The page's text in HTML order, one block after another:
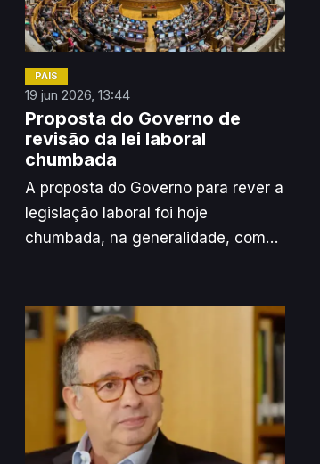
PAÍS
19 jun 2026, 13:44
Proposta do Governo de
revisão da lei laboral
chumbada
A proposta do Governo para rever a
legislação laboral foi hoje
chumbada, na generalidade, com
partido de André Ventura não ter
alcançado um acordo com o PSD.